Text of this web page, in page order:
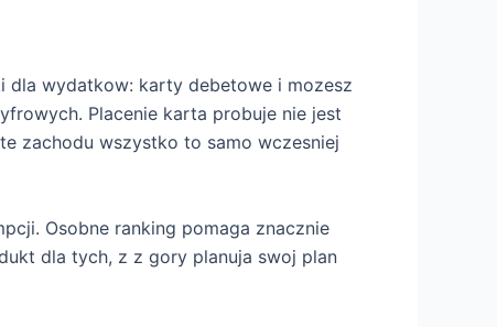
dla wydatkow: karty debetowe i mozesz
Placenie karta probuje nie jest
zachodu wszystko to samo wczesniej
Osobne ranking pomaga znacznie
dla tych, z z gory planuja swoj plan